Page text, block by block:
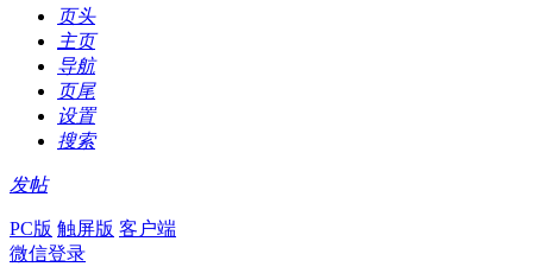
页头
主页
导航
页尾
设置
搜索
发帖
PC版 触屏版 客户端
微信登录